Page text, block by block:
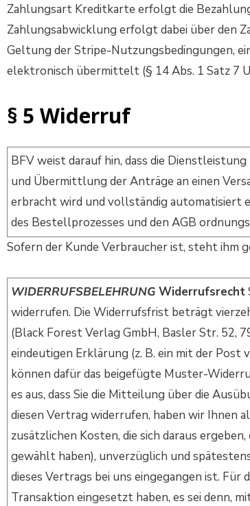
Zahlungsart Kreditkarte erfolgt die
Zahlungsabwicklung erfolgt dabei über den
Geltung der Stripe-Nutzungsbedingungen,
elektronisch übermittelt (§ 14 Abs. 1 Satz 7
§ 5 Widerruf
BFV weist darauf hin, dass die
und Übermittlung der Anträge an einen
erbracht wird und vollständig automatisiert
des Bestellprozesses und den AGB
Sofern der Kunde Verbraucher ist, steht ihm
WIDERRUFSBELEHRUNG Widerrufsrecht
widerrufen. Die Widerrufsfrist beträgt
(Black Forest Verlag GmbH, Basler Str. 52,
eindeutigen Erklärung (z. B. ein mit der Post
können dafür das beigefügte Muster-
es aus, dass Sie die Mitteilung über die
diesen Vertrag widerrufen, haben wir Ihnen
zusätzlichen Kosten, die sich daraus
gewählt haben), unverzüglich und
dieses Vertrags bei uns eingegangen ist.
Transaktion eingesetzt haben, es sei denn,